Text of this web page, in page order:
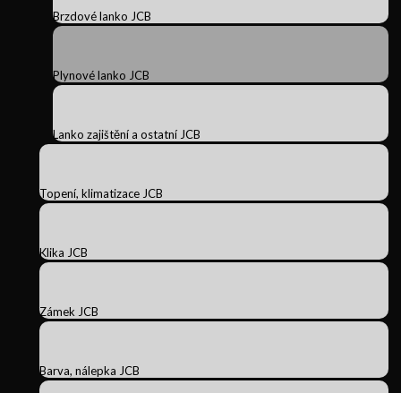
Brzdové lanko JCB
Plynové lanko JCB
Lanko zajištění a ostatní JCB
Topení, klimatizace JCB
Klika JCB
Zámek JCB
Barva, nálepka JCB